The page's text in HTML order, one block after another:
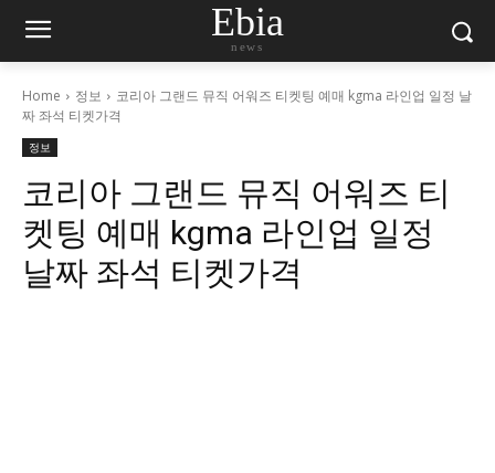
Ebia
news
Home 정보
코리아 그랜드 뮤직 어워즈 티켓팅 예매 kgma 라인업 일정 날
짜 좌석 티켓가격
정보
코리아 그랜드 뮤직 어워즈 티
켓팅 예매 kgma 라인업 일정
날짜 좌석 티켓가격